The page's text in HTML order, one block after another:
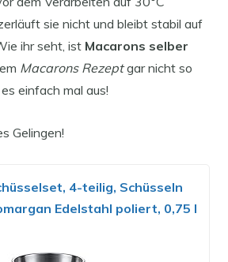
sie nicht und bleibt stabil auf
ihr seht, ist Macarons selber
Macarons Rezeptgar nicht so
einfach mal aus!
Gelingen!
4-teilig, Schüsseln
Edelstahl poliert, 0,75 l